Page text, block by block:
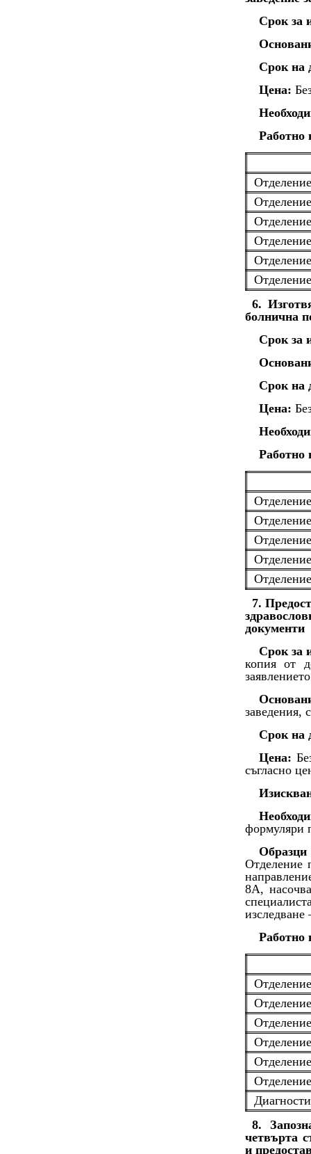
Срок за
Срок на
Цена:
Работно
6.
болнична
Срок за
Срок на
Цена:
Работно
7.
документи
Срок за
копия от
заявлението
заведения,
Срок на
Цена:
съгласно
формуляри
Отделение
8А,
изследване
Работно
8.
четвърта
и